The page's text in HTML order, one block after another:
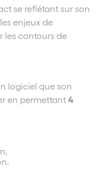
se reflétant sur son
enjeux de
les contours de
logiciel que son
en permettant4